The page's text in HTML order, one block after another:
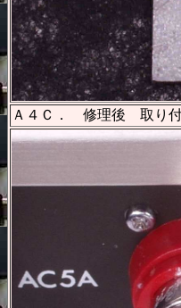
Ａ４Ｃ． 修理後 取り